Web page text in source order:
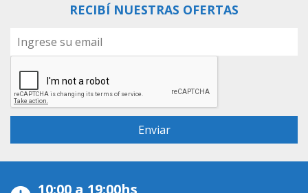
RECIBÍ NUESTRAS OFERTAS
10:00 a 19:00hs